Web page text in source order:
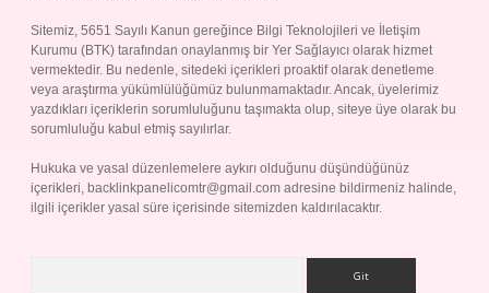
Sitemiz, 5651 Sayılı Kanun gereğince Bilgi Teknolojileri ve İletişim
Kurumu (BTK) tarafından onaylanmış bir Yer Sağlayıcı olarak hizmet
vermektedir. Bu nedenle, sitedeki içerikleri proaktif olarak denetleme
veya araştırma yükümlülüğümüz bulunmamaktadır. Ancak, üyelerimiz
yazdıkları içeriklerin sorumluluğunu taşımakta olup, siteye üye olarak bu
sorumluluğu kabul etmiş sayılırlar.
Hukuka ve yasal düzenlemelere aykırı olduğunu düşündüğünüz
içerikleri, backlinkpanelicomtr@gmail.com adresine bildirmeniz halinde,
ilgili içerikler yasal süre içerisinde sitemizden kaldırılacaktır.